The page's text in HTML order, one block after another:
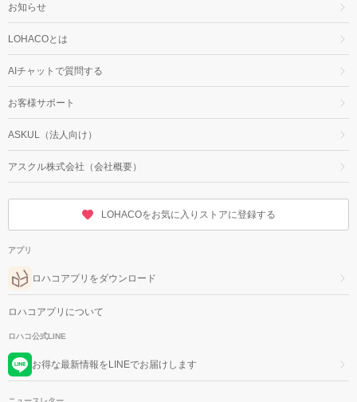
お知らせ
LOHACOとは
AIチャットで質問する
お客様サポート
ASKUL（法人向け）
アスクル株式会社（会社概要）
LOHACOをお気に入りストアに登録する
アプリ
ロハコアプリをダウンロード
ロハコアプリについて
ロハコ公式LINE
お得な最新情報をLINEでお届けします